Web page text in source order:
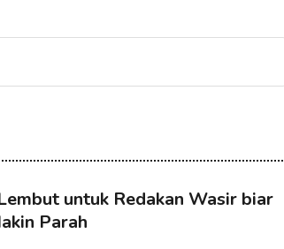
untuk Redakan Wasir biar
Parah